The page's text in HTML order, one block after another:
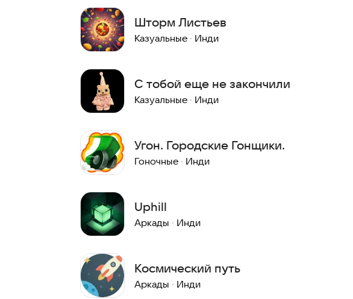
Шторм Листьев
Казуальные · Инди
С тобой еще не закончили
Казуальные · Инди
Угон. Городские Гонщики.
Гоночные · Инди
Uphill
Аркады · Инди
Космический путь
Аркады · Инди